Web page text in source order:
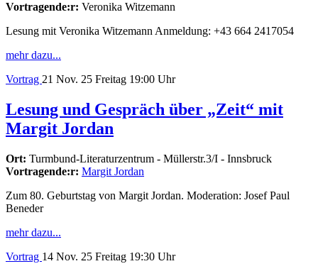
Vortragende:r: Veronika Witzemann
Lesung mit Veronika Witzemann Anmeldung: +43 664 2417054
mehr dazu...
Vortrag 21 Nov. 25 Freitag 19:00 Uhr
Lesung und Gespräch über „Zeit“ mit
Margit Jordan
Ort: Turmbund-Literaturzentrum - Müllerstr.3/I - Innsbruck
Vortragende:r: Margit Jordan
Zum 80. Geburtstag von Margit Jordan. Moderation: Josef Paul
Beneder
mehr dazu...
Vortrag 14 Nov. 25 Freitag 19:30 Uhr